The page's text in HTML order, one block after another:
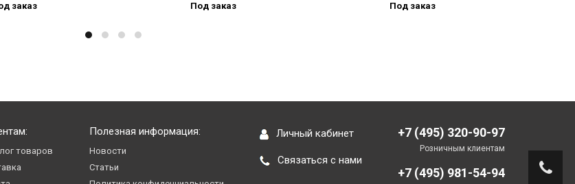
заказ Под заказ Под заказ
товаров
Полезная информация:
Новости
Статьи
Личный кабинет
Связаться с нами
+7 (495) 320-90-97
Розничным клиентам
+7 (495) 981-54-94